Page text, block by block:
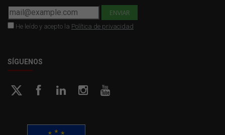
He leído y acepto la Política de privacidad
SÍGUENOS